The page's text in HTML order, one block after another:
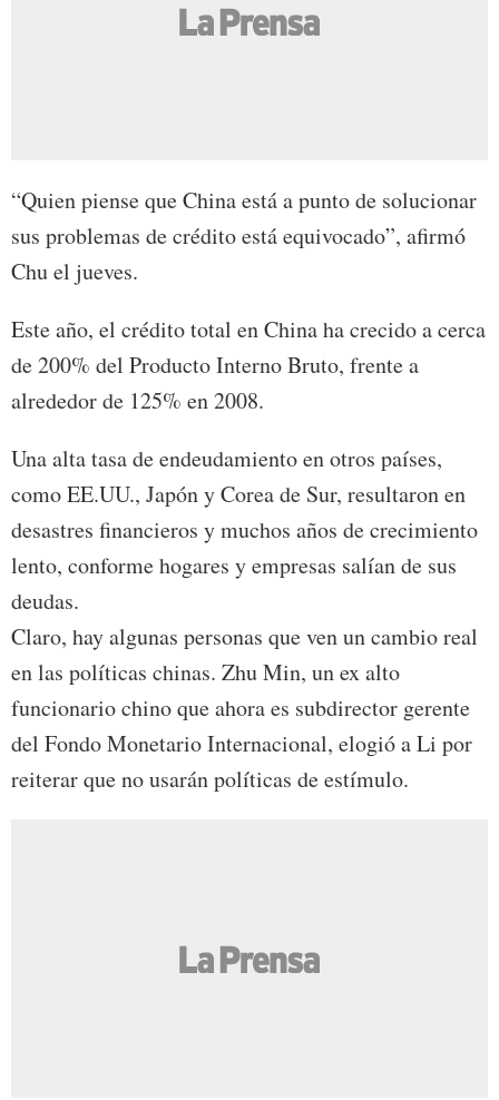
“Quien piense que China está a punto de solucionar
sus problemas de crédito está equivocado”, afirmó
Chu el jueves.
Este año, el crédito total en China ha crecido a cerca
de 200% del Producto Interno Bruto, frente a
alrededor de 125% en 2008.
Una alta tasa de endeudamiento en otros países,
como EE.UU., Japón y Corea de Sur, resultaron en
desastres financieros y muchos años de crecimiento
lento, conforme hogares y empresas salían de sus
deudas.
Claro, hay algunas personas que ven un cambio real
en las políticas chinas. Zhu Min, un ex alto
funcionario chino que ahora es subdirector gerente
del Fondo Monetario Internacional, elogió a Li por
reiterar que no usarán políticas de estímulo.